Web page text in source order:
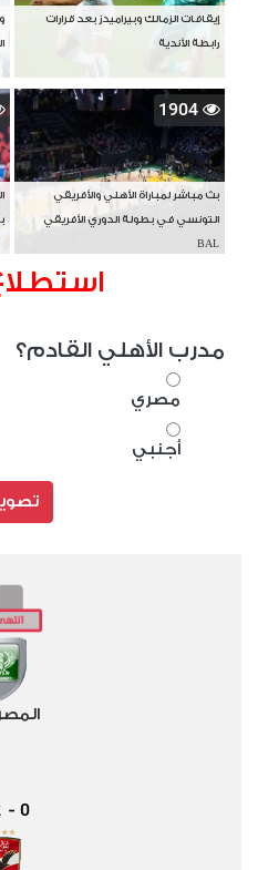
إيقافات الزمالك وبيراميدز بعد قرارات
رابطة الأندية
1904
بث مباشر لمباراة الأهلي والأفريقي
التونسي في بطولة الدوري الأفريقي
BAL
مدرب الأهلي القادم؟
مصري
أجنبي
0
-